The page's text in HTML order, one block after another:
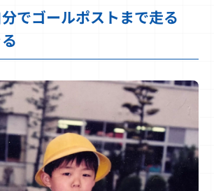
でゴールポストまで走る